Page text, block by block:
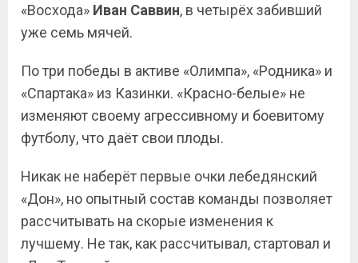
«Восхода» Иван Саввин, в четырёх забивший
уже семь мячей.
По три победы в активе «Олимпа», «Родника» и
«Спартака» из Казинки. «Красно-белые» не
изменяют своему агрессивному и боевитому
футболу, что даёт свои плоды.
Никак не наберёт первые очки лебедянский
«Дон», но опытный состав команды позволяет
рассчитывать на скорые изменения к
лучшему. Не так, как рассчитывал, стартовал и